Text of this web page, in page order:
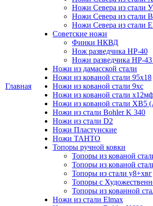
Главная
Ножи Севера из стали
Ножи Севера из стали
Ножи Севера из стали
Советские ножи
Финки НКВД
Нож разведчика НР-40
Ножи разведчика НР-
Ножи из дамасской стали
Ножи из кованой стали 95х18
Ножи из кованой стали 9хс
Ножи из кованой стали х12мф
Ножи из кованой стали ХВ5
Ножи из стали Bohler K 340
Ножи из стали D2
Ножи Пластунские
Ножи ТАНТО
Топоры ручной ковки
Топоры из кованой
Топоры из кованой
Топоры из стали у8+хвг
Топоры с
Топоры из кованной
Ножи из стали Elmax